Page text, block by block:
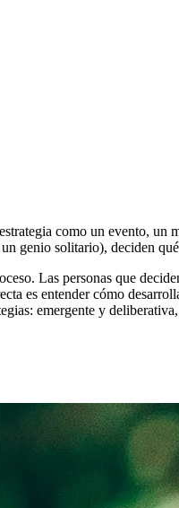
como un evento,
genio solitario), deciden
Las personas que
es entender cómo
emergente y